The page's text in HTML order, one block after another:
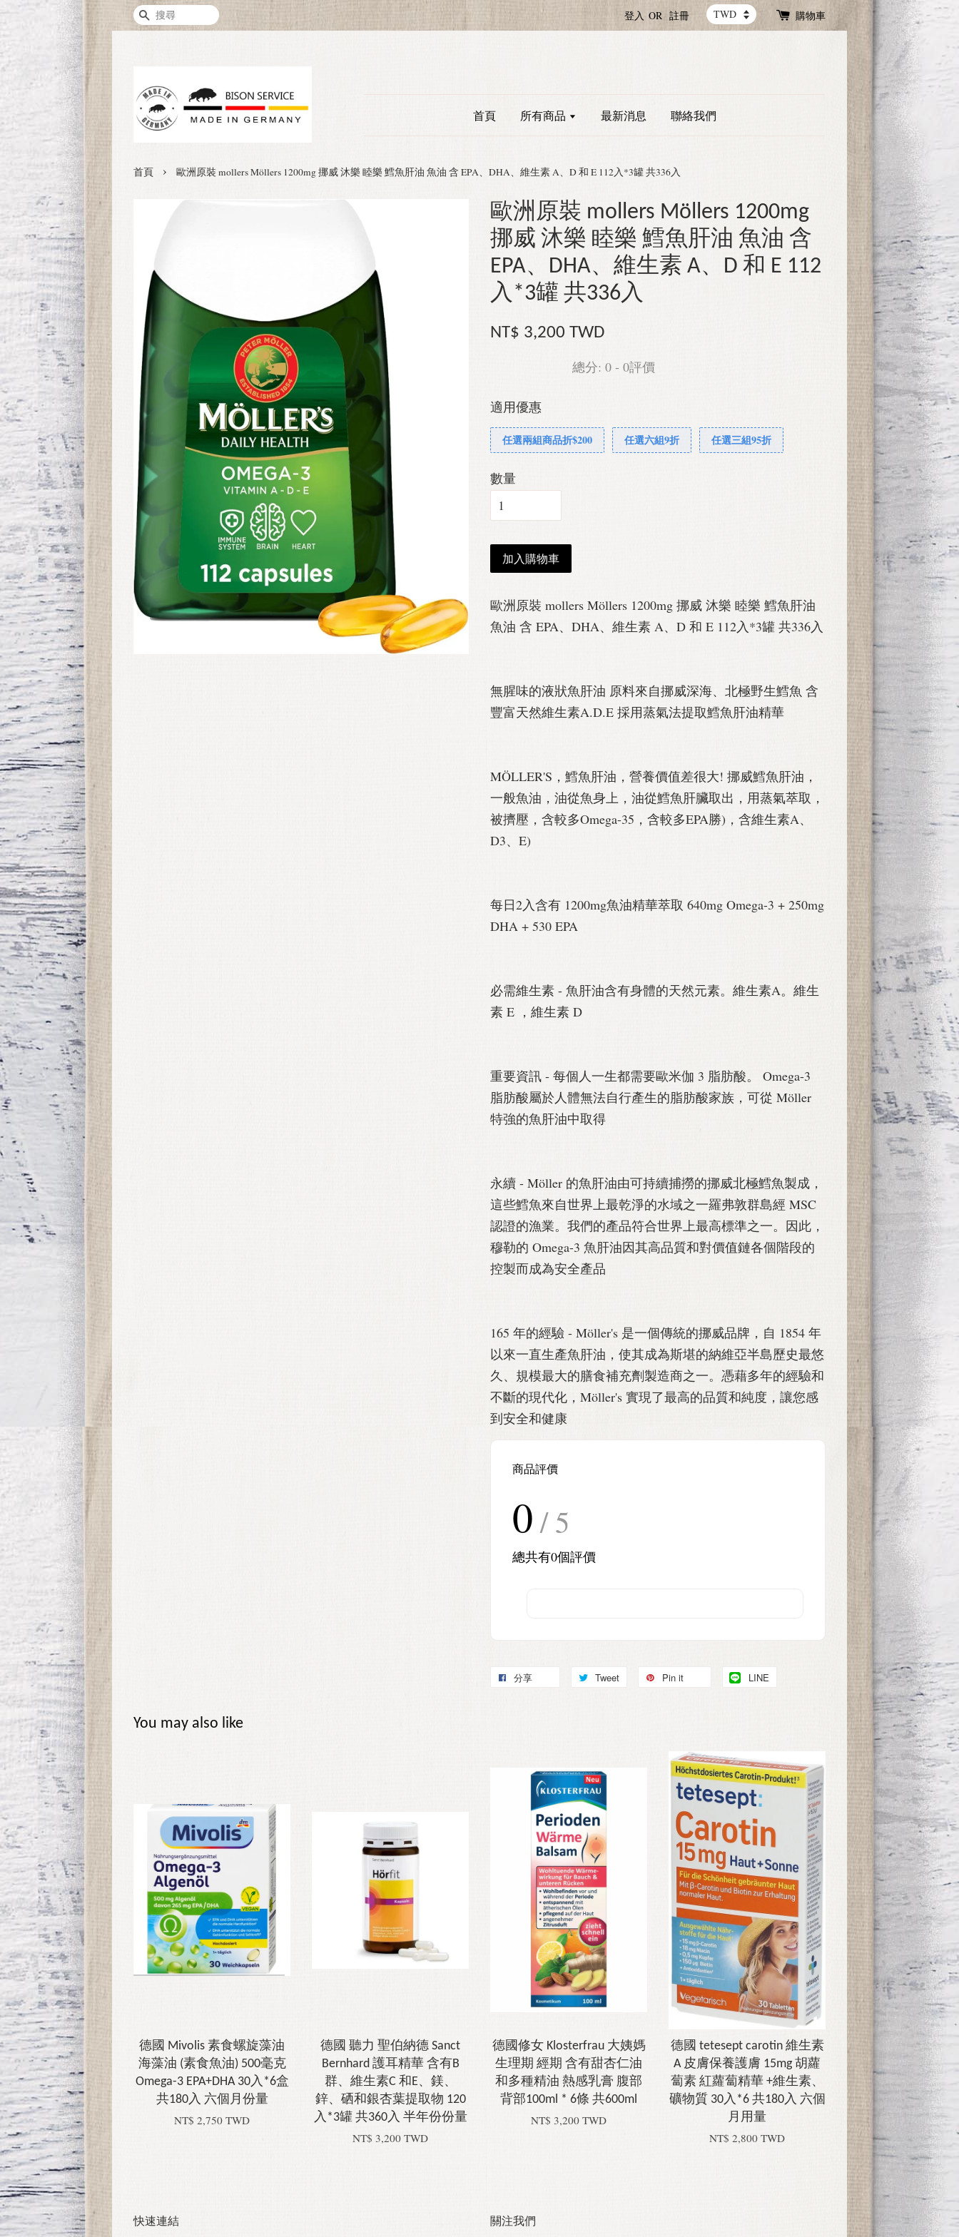
搜尋 登入 OR 註冊 購物車
首頁 所有商品 最新消息 聯絡我們
首頁 › 歐洲原裝 mollers Möllers 1200mg 挪威 沐樂 睦樂 鱈魚肝油 魚油 含 EPA、DHA、維生素 A、D 和 E 112入*3罐 共336入
歐洲原裝 mollers Möllers 1200mg
挪威 沐樂 睦樂 鱈魚肝油 魚油 含
EPA、DHA、維生素 A、D 和 E 112
入*3罐 共336入
NT$ 3,200 TWD
總分: 0 - 0評價
適用優惠
任選兩組商品折$200 任選六組9折 任選三組95折
數量
加入購物車
歐洲原裝 mollers Möllers 1200mg 挪威 沐樂 睦樂 鱈魚肝油
魚油 含 EPA、DHA、維生素 A、D 和 E 112入*3罐 共336入
無腥味的液狀魚肝油 原料來自挪威深海、北極野生鱈魚 含
豐富天然維生素A.D.E 採用蒸氣法提取鱈魚肝油精華
MÖLLER'S，鱈魚肝油，營養價值差很大! 挪威鱈魚肝油，
一般魚油，油從魚身上，油從鱈魚肝臟取出，用蒸氣萃取，
被擠壓，含較多Omega-35，含較多EPA勝)，含維生素A、
D3、E)
每日2入含有 1200mg魚油精華萃取 640mg Omega-3 + 250mg
DHA + 530 EPA
必需維生素 - 魚肝油含有身體的天然元素。維生素A。維生
素 E ，維生素 D
重要資訊 - 每個人一生都需要歐米伽 3 脂肪酸。 Omega-3
脂肪酸屬於人體無法自行產生的脂肪酸家族，可從 Möller
特強的魚肝油中取得
永續 - Möller 的魚肝油由可持續捕撈的挪威北極鱈魚製成，
這些鱈魚來自世界上最乾淨的水域之一羅弗敦群島經 MSC
認證的漁業。我們的產品符合世界上最高標準之一。因此，
穆勒的 Omega-3 魚肝油因其高品質和對價值鏈各個階段的
控製而成為安全產品
165 年的經驗 - Möller's 是一個傳統的挪威品牌，自 1854 年
以來一直生產魚肝油，使其成為斯堪的納維亞半島歷史最悠
久、規模最大的膳食補充劑製造商之一。憑藉多年的經驗和
不斷的現代化，Möller's 實現了最高的品質和純度，讓您感
到安全和健康
商品評價
0 / 5
總共有0個評價
分享 Tweet Pin it LINE
You may also like
德國 Mivolis 素食螺旋藻油
海藻油 (素食魚油) 500毫克
Omega-3 EPA+DHA 30入*6盒
共180入 六個月份量
NT$ 2,750 TWD
德國 聽力 聖伯納德 Sanct
Bernhard 護耳精華 含有B
群、維生素C 和E、鎂、
鋅、硒和銀杏葉提取物 120
入*3罐 共360入 半年份份量
NT$ 3,200 TWD
德國修女 Klosterfrau 大姨媽
生理期 經期 含有甜杏仁油
和多種精油 熱感乳膏 腹部
背部100ml * 6條 共600ml
NT$ 3,200 TWD
德國 tetesept carotin 維生素
A 皮膚保養護膚 15mg 胡蘿
蔔素 紅蘿蔔精華 +維生素、
礦物質 30入*6 共180入 六個
月用量
NT$ 2,800 TWD
快速連結 關注我們